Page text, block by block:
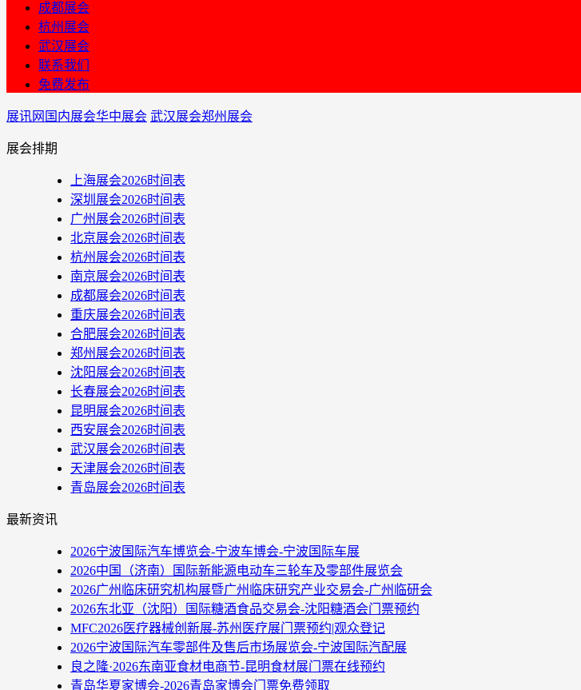
成都展会
杭州展会
武汉展会
联系我们
免费发布
展讯网 国内展会华中展会 武汉展会郑州展会
展会排期
上海展会2026时间表
深圳展会2026时间表
广州展会2026时间表
北京展会2026时间表
杭州展会2026时间表
南京展会2026时间表
成都展会2026时间表
重庆展会2026时间表
合肥展会2026时间表
郑州展会2026时间表
沈阳展会2026时间表
长春展会2026时间表
昆明展会2026时间表
西安展会2026时间表
武汉展会2026时间表
天津展会2026时间表
青岛展会2026时间表
最新资讯
2026宁波国际汽车博览会-宁波车博会-宁波国际车展
2026中国（济南）国际新能源电动车三轮车及零部件展览会
2026广州临床研究机构展暨广州临床研究产业交易会-广州临研会
2026东北亚（沈阳）国际糖酒食品交易会-沈阳糖酒会门票预约
MFC2026医疗器械创新展-苏州医疗展门票预约|观众登记
2026宁波国际汽车零部件及售后市场展览会-宁波国际汽配展
良之隆·2026东南亚食材电商节-昆明食材展门票在线预约
青岛华夏家博会-2026青岛家博会门票免费领取